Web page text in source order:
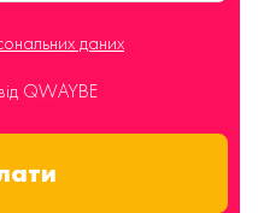
даних
QWAYBE